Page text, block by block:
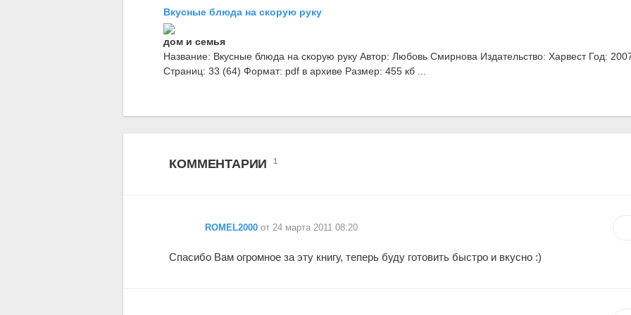
Вкусные блюда на скорую руку
дом и семья
Название: Вкусные блюда на скорую руку Автор: Любовь Смирнова Издательство: Харвест Год:
Страниц: 33 (64) Формат: pdf в архиве Размер: 455 кб ...
КОММЕНТАРИИ 1
ROMEL2000 от 24 марта 2011 08:20
Спасибо Вам огромное за эту книгу, теперь буду готовить быстро и вкусно :)